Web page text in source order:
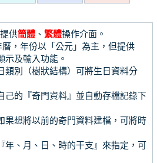
供簡體 、繁體操作介面。
曆，年份以「公元」為主，但提供
示及輸入功能。
類別（樹狀結構）可將生日資料分
己的『奇門資料』並自動存檔記錄下
果想將以前的奇門資料建檔，可將時
年、月、日、時的干支』來指定，可